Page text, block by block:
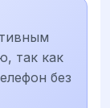
так как
без